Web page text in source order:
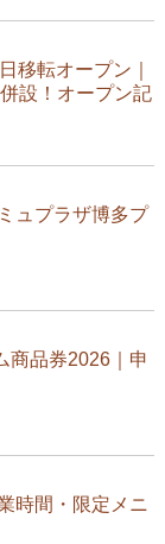
移転オープン｜
設！オープン記
ュプラザ博多プ
商品券2026｜申
時間・限定メニ